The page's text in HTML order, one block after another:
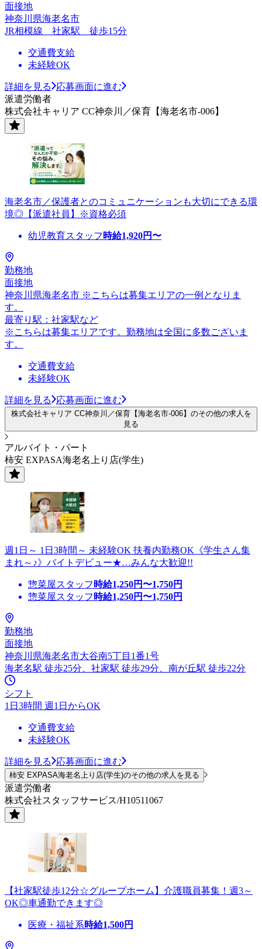
面接地
神奈川県海老名市
JR相模線 社家駅 徒歩15分
交通費支給
未経験OK
詳細を見る
応募画面に進む
派遣労働者
株式会社キャリア CC神奈川／保育【海老名市-006】
海老名市／保護者とのコミュニケーションも大切にできる環
境◎【派遣社員】※資格必須
幼児教育スタッフ 時給1,920円〜
勤務地
面接地
神奈川県海老名市 ※こちらは募集エリアの一例となりま
す。
最寄り駅：社家駅など
※こちらは募集エリアです。勤務地は全国に多数ございま
す。
交通費支給
未経験OK
詳細を見る 応募画面に進む
株式会社キャリア CC神奈川／保育【海老名市-006】のその他の求人を
見る
アルバイト・パート
柿安 EXPASA海老名上り店(学生)
週1日～ 1日3時間～ 未経験OK 扶養内勤務OK《学生さん集
まれ～♪》バイトデビュー★…みんな大歓迎!!
惣菜屋スタッフ 時給1,250円〜1,750円
惣菜屋スタッフ 時給1,250円〜1,750円
勤務地
面接地
神奈川県海老名市大谷南5丁目1番1号
海老名駅 徒歩25分、社家駅 徒歩29分、南が丘駅 徒歩22分
シフト
1日3時間 週1日からOK
交通費支給
未経験OK
詳細を見る 応募画面に進む
柿安 EXPASA海老名上り店(学生)のその他の求人を見る
派遣労働者
株式会社スタッフサービス/H10511067
【社家駅徒歩12分☆グループホーム】介護職員募集！週3～
OK◎車通勤できます◎
医療・福祉系時給1,500円